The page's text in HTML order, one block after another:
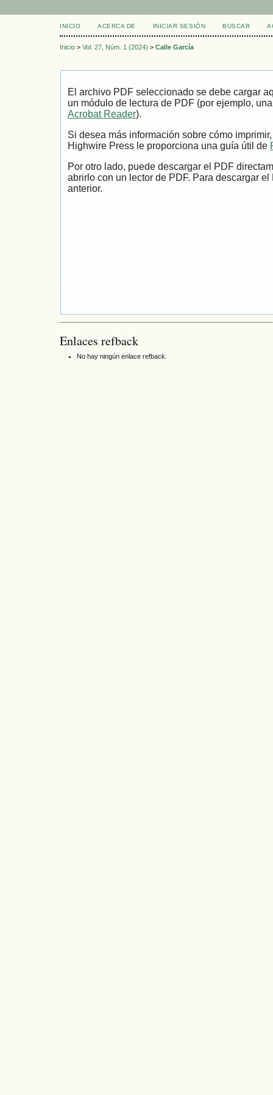
INICIO ACERCA DE INICIAR SESIÓN BUSCAR
Inicio > Vol. 27, Núm. 1 (2024) > Calle García
El archivo PDF seleccionado se debe cargar
un módulo de lectura de PDF (por ejemplo,
Acrobat Reader).
Si desea más información sobre cómo
Highwire Press le proporciona una guía útil de
Por otro lado, puede descargar el PDF
abrirlo con un lector de PDF. Para descargar
anterior.
Enlaces refback
No hay ningún enlace refback.